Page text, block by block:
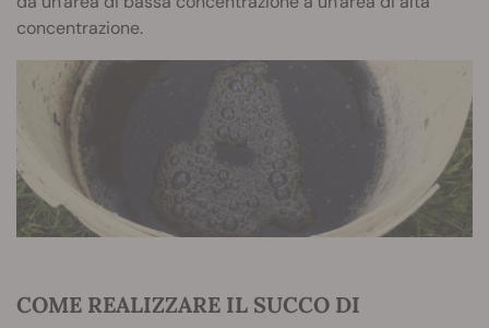
concentrazione.
COME REALIZZARE IL SUCCO DI